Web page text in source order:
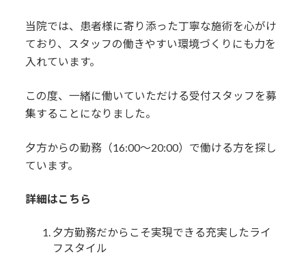
当院では、患者様に寄り添った丁寧な施術を心がけ
ており、スタッフの働きやすい環境づくりにも力を
入れています。
この度、一緒に働いていただける受付スタッフを募
集することになりました。
夕方からの勤務（16:00〜20:00）で働ける方を探し
ています。
詳細はこちら
夕方勤務だからこそ実現できる充実したライ
フスタイル